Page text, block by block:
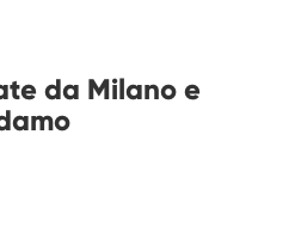
da Milano e